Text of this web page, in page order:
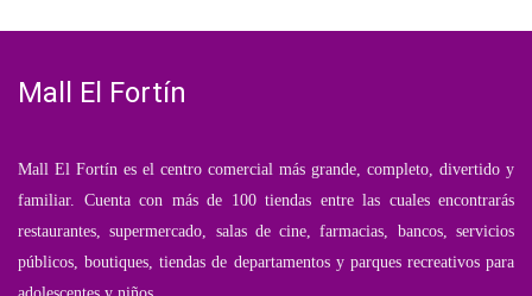
Mall El Fortín
Mall El Fortín es el centro comercial más grande, completo, divertido y
familiar. Cuenta con más de 100 tiendas entre las cuales encontrarás
restaurantes, supermercado, salas de cine, farmacias, bancos, servicios
públicos, boutiques, tiendas de departamentos y parques recreativos para